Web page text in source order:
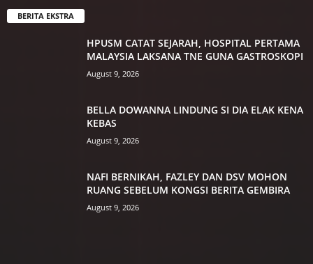
BERITA EKSTRA
HPUSM CATAT SEJARAH, HOSPITAL PERTAMA
MALAYSIA LAKSANA TNE GUNA GASTROSKOPI
August 9, 2026
BELLA DOWANNA LINDUNG SI DIA ELAK KENA
KEBAS
August 9, 2026
NAFI BERNIKAH, FAZLEY DAN DSV MOHON
RUANG SEBELUM KONGSI BERITA GEMBIRA
August 9, 2026